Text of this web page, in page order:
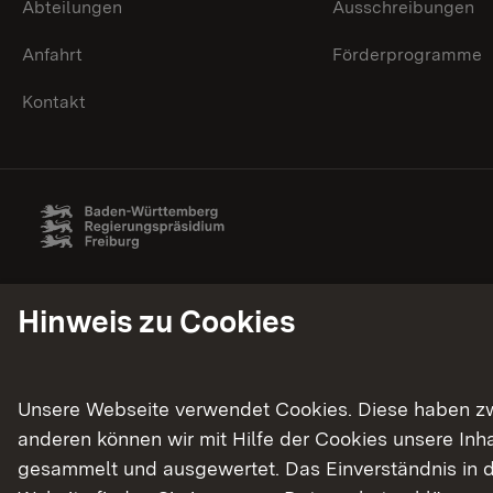
Abteilungen
Anfahrt
Kontakt
Ausschreibungen
Förderprogramme
Hinweis zu Cookies
Unsere Webseite verwendet Cookies. Diese haben
anderen können wir mit Hilfe der Cookies unsere
gesammelt und ausgewertet. Das Einverständnis in